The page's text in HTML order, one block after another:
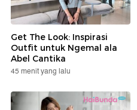
Get The Look: Inspirasi
Outfit untuk Ngemal ala
Abel Cantika
45 menit yang lalu